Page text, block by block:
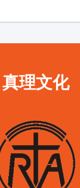
真理文化